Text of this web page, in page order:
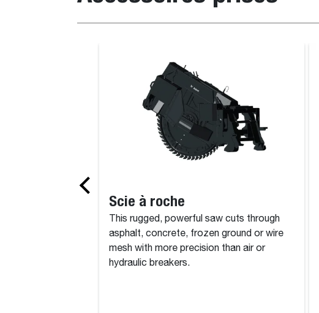
Scie à roche
This rugged, powerful saw cuts through
asphalt, concrete, frozen ground or wire
mesh with more precision than air or
hydraulic breakers.